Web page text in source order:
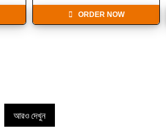
ORDER NOW
আরও দেখুন